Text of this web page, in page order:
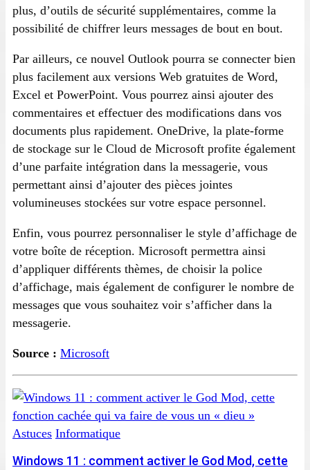
plus, d’outils de sécurité supplémentaires, comme la
possibilité de chiffrer leurs messages de bout en bout.
Par ailleurs, ce nouvel Outlook pourra se connecter bien
plus facilement aux versions Web gratuites de Word,
Excel et PowerPoint. Vous pourrez ainsi ajouter des
commentaires et effectuer des modifications dans vos
documents plus rapidement. OneDrive, la plate-forme
de stockage sur le Cloud de Microsoft profite également
d’une parfaite intégration dans la messagerie, vous
permettant ainsi d’ajouter des pièces jointes
volumineuses stockées sur votre espace personnel.
Enfin, vous pourrez personnaliser le style d’affichage de
votre boîte de réception. Microsoft permettra ainsi
d’appliquer différents thèmes, de choisir la police
d’affichage, mais également de configurer le nombre de
messages que vous souhaitez voir s’afficher dans la
messagerie.
Source : Microsoft
Astuces Informatique
Windows 11 : comment activer le God Mod, cette